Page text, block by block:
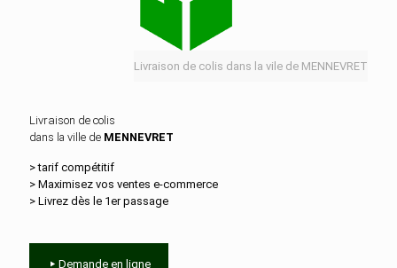
Livraison de colis dans la vile de MENNEVRET
Livraison de colis
dans la ville de MENNEVRET
> tarif compétitif
> Maximisez vos ventes e‑commerce
> Livrez dès le 1er passage
Demande en ligne